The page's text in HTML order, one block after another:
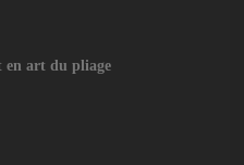
en art du pliage